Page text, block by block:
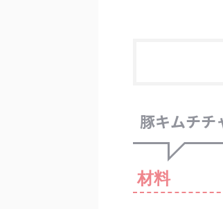
豚キムチチ
材料